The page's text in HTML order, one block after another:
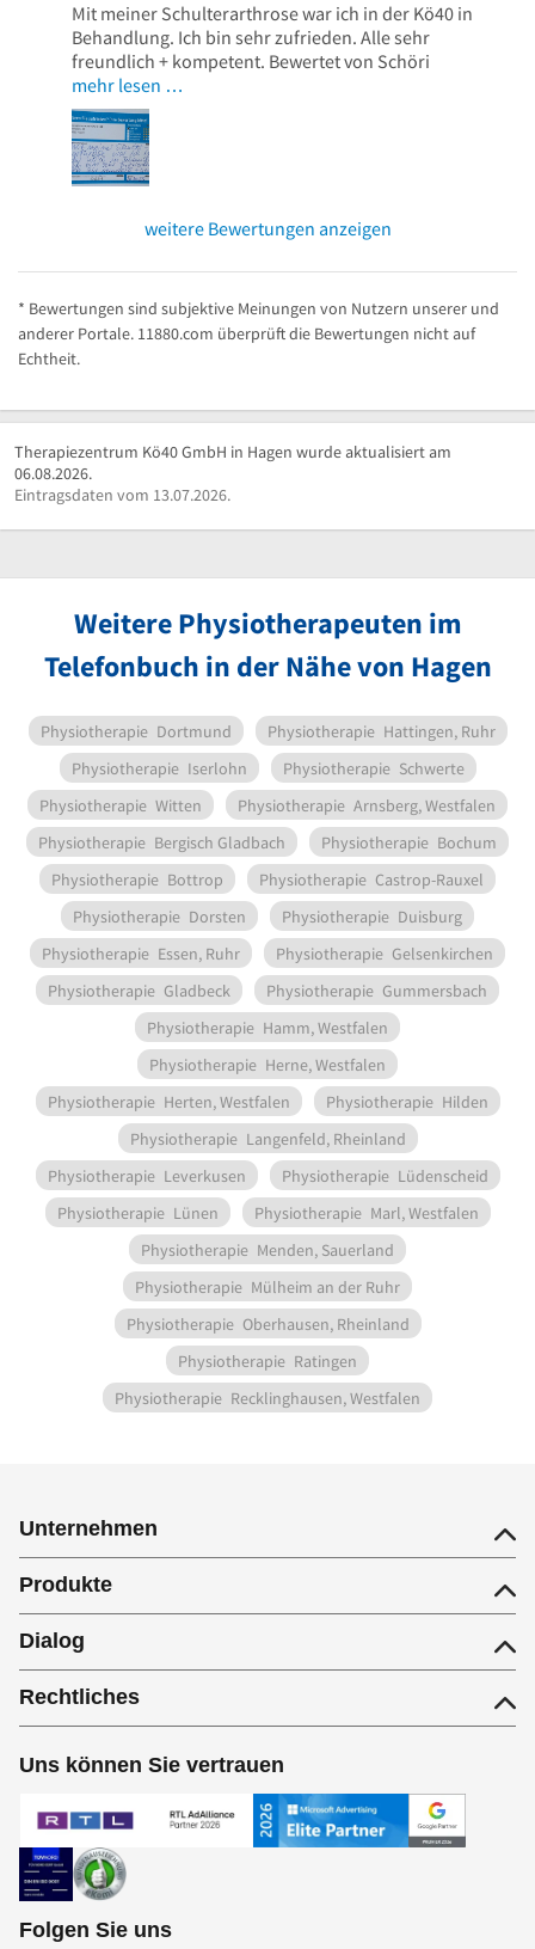
Mit meiner Schulterarthrose war ich in der Kö40 in
Behandlung. Ich bin sehr zufrieden. Alle sehr
freundlich + kompetent. Bewertet von Schöri
mehr lesen …
weitere Bewertungen anzeigen
* Bewertungen sind subjektive Meinungen von Nutzern unserer und
anderer Portale. 11880.com überprüft die Bewertungen nicht auf
Echtheit.
Therapiezentrum Kö40 GmbH in Hagen wurde aktualisiert am
06.08.2026.
Eintragsdaten vom 13.07.2026.
Weitere Physiotherapeuten im
Telefonbuch in der Nähe von Hagen
Physiotherapie Dortmund Physiotherapie Hattingen, Ruhr
Physiotherapie Iserlohn Physiotherapie Schwerte
Physiotherapie Witten Physiotherapie Arnsberg, Westfalen
Physiotherapie Bergisch Gladbach Physiotherapie Bochum
Physiotherapie Bottrop Physiotherapie Castrop-Rauxel
Physiotherapie Dorsten Physiotherapie Duisburg
Physiotherapie Essen, Ruhr Physiotherapie Gelsenkirchen
Physiotherapie Gladbeck Physiotherapie Gummersbach
Physiotherapie Hamm, Westfalen
Physiotherapie Herne, Westfalen
Physiotherapie Herten, Westfalen Physiotherapie Hilden
Physiotherapie Langenfeld, Rheinland
Physiotherapie Leverkusen Physiotherapie Lüdenscheid
Physiotherapie Lünen Physiotherapie Marl, Westfalen
Physiotherapie Menden, Sauerland
Physiotherapie Mülheim an der Ruhr
Physiotherapie Oberhausen, Rheinland
Physiotherapie Ratingen
Physiotherapie Recklinghausen, Westfalen
Unternehmen
Produkte
Dialog
Rechtliches
Uns können Sie vertrauen
Folgen Sie uns